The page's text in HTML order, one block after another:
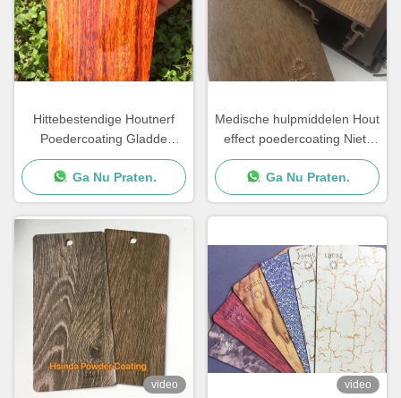
Hittebestendige Houtnerf
Poedercoating Gladde
Textuur Voor
Terrasmeubelen
Ga Nu Praten.
Medische hulpmiddelen Hout
effect poedercoating Niet-
toxisch milieubescherming
Ga Nu Praten.
video video